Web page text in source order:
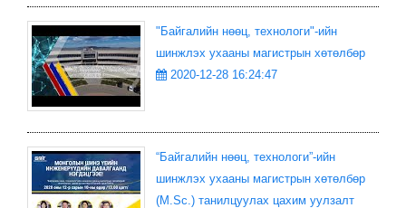
"Байгалийн нөөц, технологи"-ийн
шинжлэх ухааны магистрын хөтөлбөр
2020-12-28 16:24:47
“Байгалийн нөөц, технологи”-ийн
шинжлэх ухааны магистрын хөтөлбөр
(M.Sc.) танилцуулах цахим уулзалт